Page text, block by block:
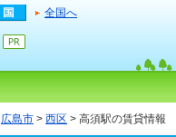
全国へ
広島市 > 西区 > 高須駅の賃貸情報